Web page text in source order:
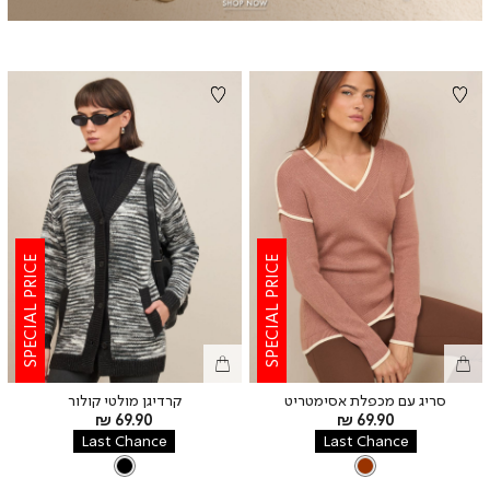
SPECIAL PRICE
סריג עם מכפלת אסימטריט
מחיר
מוצר
69.90 ₪
Last Chance
צבע
BROWN
BROWN
SPECIAL PRICE
קרדיגן מולטי קולור
מחיר
מוצר
69.90 ₪
Last Chance
צבע
BLACK
BLACK